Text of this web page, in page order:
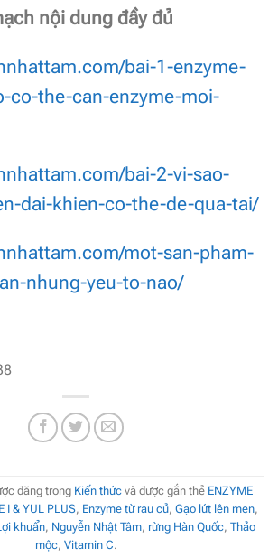
nội dung đầy đủ
bai-1-enzyme-
co-the-can-enzyme-moi-
bai-2-vi-sao-
dai-khien-co-the-de-qua-tai/
mot-san-pham-
nhung-yeu-to-nao/
đăng trong Kiến thứcvà được gắn thẻ ENZYME
I & YUL PLUS, Enzyme từ rau củ, Gạo lứt lên men,
khuẩn, Nguyễn Nhật Tâm, rừng Hàn Quốc, Thảo
mộc, Vitamin C.